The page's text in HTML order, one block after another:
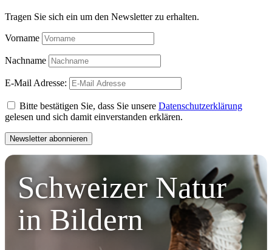
Tragen Sie sich ein um den Newsletter zu erhalten.
Vorname
Nachname
E-Mail Adresse:
Bitte bestätigen Sie, dass Sie unsere Datenschutzerklärung
gelesen und sich damit einverstanden erklären.
Schweizer Natur
in Bildern